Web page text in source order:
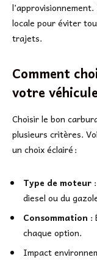
locale pour éviter
trajets.
Comment
votre véhicule
Choisir le bon
plusieurs critères.
un choix éclairé :
Type de moteur
diesel ou du
Consommation :
chaque option.
Impact